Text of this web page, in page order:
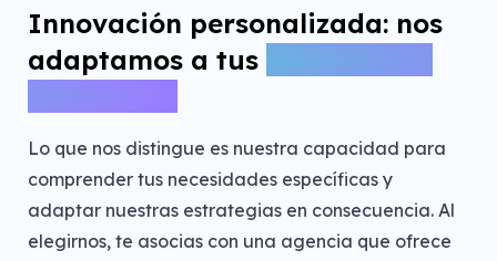
Innovación personalizada: nos
adaptamos a tus
Lo que nos distingue es nuestra capacidad para
comprender tus necesidades específicas y
adaptar nuestras estrategias en consecuencia. Al
elegirnos, te asocias con una agencia que ofrece